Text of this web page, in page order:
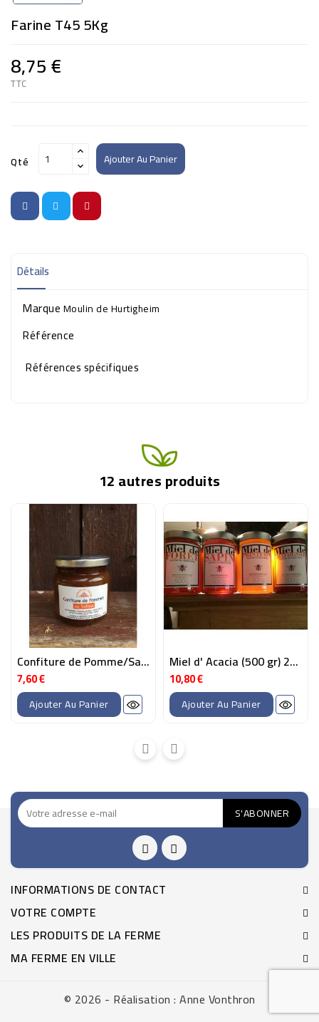
Farine T45 5Kg
8,75 €
TTC
Qté Ajouter Au Panier
Détails
MarqueMoulin de Hurtigheim
Référence
Références spécifiques
12 autres produits
Confiture de Pomme/Safran (200 gr)
7,60 €Prix
Ajouter Au Panier
Miel d' Acacia (500 gr) 2020
10,80 €Prix
Ajouter Au Panier
INFORMATIONS DE CONTACT
VOTRE COMPTE
LES PRODUITS DE LA FERME
MA FERME EN VILLE
© 2026 - Réalisation : Anne Vonthron